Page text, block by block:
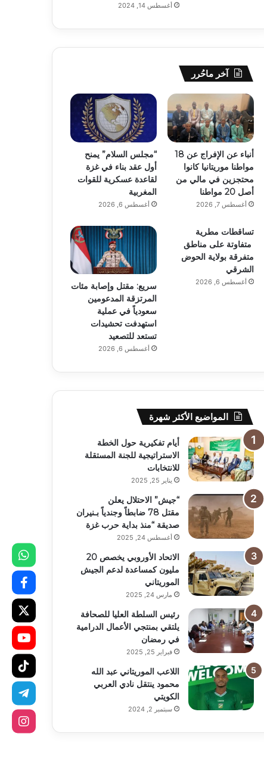
أغسطس 14, 2024
آخر ماحُرر
أنباء عن الإفراج عن 18
مواطنا موريتانيا كانوا
محتجزين في مالي من
أصل 20 مواطنا
أغسطس 7, 2026
“مجلس السلام” يمنح
أول عقد بناء في غزة
لقاعدة عسكرية للقوات
المغربية
أغسطس 6, 2026
تساقطات مطرية
متفاوتة على مناطق
متفرقة بولاية الحوض
الشرقي
أغسطس 6, 2026
سريع: مقتل وإصابة مئات
المرتزقة المدعومين
سعودياً في عملية
استهدفت تحشيدات
تستعد للتصعيد
أغسطس 6, 2026
المواضيع الأكثر شهرة
أيام تفكيرية حول الخطة
الاستراتيجية للجنة المستقلة
للانتخابات
يناير 25, 2025
“جيش” الاحتلال يعلن
مقتل 78 ضابطاً وجندياً بـنيران
صديقة “منذ بداية حرب غزة
أغسطس 24, 2025
الاتحاد الأوروبي يخصص 20
مليون كمساعدة لدعم الجيش
الموريتاني
مارس 24, 2025
رئيس السلطة العليا للصحافة
يلتقي بمنتجي الأعمال الدرامية
في رمضان
فبراير 25, 2025
اللاعب الموريتاني عبد الله
محمود ينتقل نادي العربي
الكويتي
سبتمبر 2, 2024